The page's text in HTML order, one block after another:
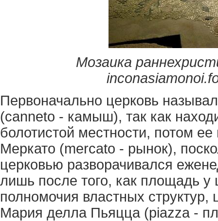
Мозаика
i
Первоначально церковь
(canneto - камыш), так как
болотистой местности, потом
Меркато (mercato - рынок),
церковью разворачивался
лишь после того, как площадь у
полномочия властных структур,
Мария делла Пьяцца (piazza -